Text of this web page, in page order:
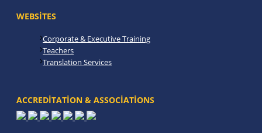
WEBSITES
Corporate & Executive Training
Teachers
Translation Services
ACCREDITATION & ASSOCIATIONS